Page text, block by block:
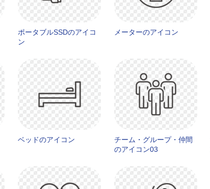
ポータブルSSDのアイコ
ン
メーターのアイコン
ベッドのアイコン
チーム・グループ・仲間
のアイコン03